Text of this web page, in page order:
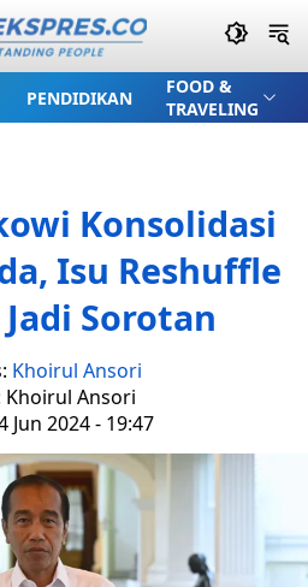
PENDIDIKAN
FOOD &
TRAVELING
Konsolidasi
Isu Reshuffle
Sorotan
Khoirul Ansori
Khoirul Ansori
Jun 2024 - 19:47